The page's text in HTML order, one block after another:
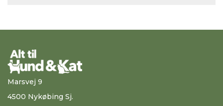
Marsvej 9
4500 Nykøbing Sj.